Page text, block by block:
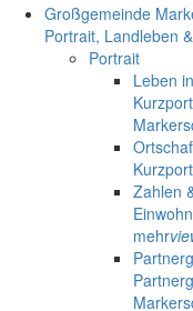
Großgemeinde
Portrait, Landleben
Portrait
Leben
Zahlen
mehr